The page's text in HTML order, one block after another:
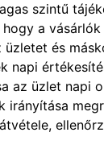
szintű
hogy a
üzletet és
napi
az üzlet napi
irányítása